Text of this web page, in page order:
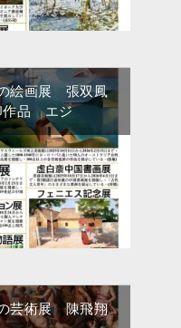
絵画展 張双鳳
作品 エジ
芸術展 陳飛翔